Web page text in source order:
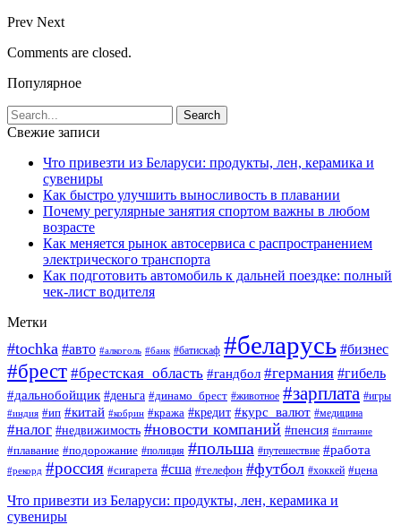
Prev Next
Comments are closed.
Популярное
Свежие записи
Что привезти из Беларуси: продукты, лен, керамика и
сувениры
Как быстро улучшить выносливость в плавании
Почему регулярные занятия спортом важны в любом
возрасте
Как меняется рынок автосервиса с распространением
электрического транспорта
Как подготовить автомобиль к дальней поездке: полный
чек-лист водителя
Метки
#tochka #авто #алкоголь #банк #батискаф #беларусь #бизнес
#брест #брестская_область #гандбол #германия #гибель
#дальнобойщик #деньга #динамо_брест #животное #зарплата #игры
#индия #ип #китай #кобрин #кража #кредит #курс_валют #медицина
#налог #недвижимость #новости компаний #пенсия #питание
#плавание #подорожание #полиция #польша #путешествие #работа
#рекорд #россия #сигарета #сша #телефон #футбол #хоккей #цена
Что привезти из Беларуси: продукты, лен, керамика и
сувениры